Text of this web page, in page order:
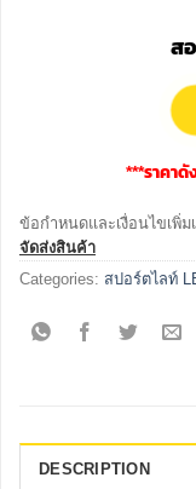
ส
***ราคา
ข้อกำหนดและเงื่อนไขเพิ่ม
จัดส่งสินค้า
Categories: สปอร์ตไลท์
DESCRIPTION